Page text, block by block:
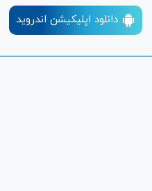
دانلود اپلیکیشن اندروید